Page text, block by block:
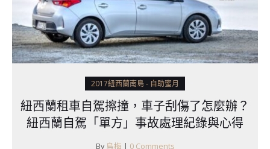
2017紐西蘭南島 - 自助蜜月
紐西蘭租車自駕擦撞，車子刮傷了怎麼辦？
紐西蘭自駕「單方」事故處理紀錄與心得
By 烏梅 | 0 Comments